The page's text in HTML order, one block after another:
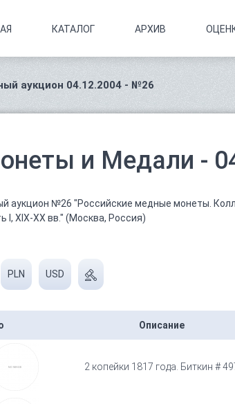
КАТАЛОГ АРХИВ
аукцион 04.12.2004 - №26
и Медали -
аукцион №26 "Российские медные монеты.
I, XIX-XX вв." (Москва, Россия)
PLN USD
Описание
2 копейки 1817 года. Биткин #